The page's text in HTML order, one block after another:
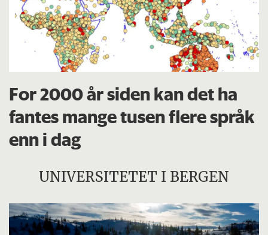
For 2000 år siden kan det ha
fantes mange tusen flere språk
enn i dag
UNIVERSITETET I BERGEN